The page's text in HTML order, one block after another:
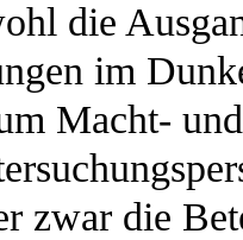
die
im
Macht-
zwar die